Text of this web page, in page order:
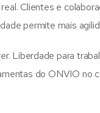
Clientes e
permite mais
Liberdade para
do ONVIO no